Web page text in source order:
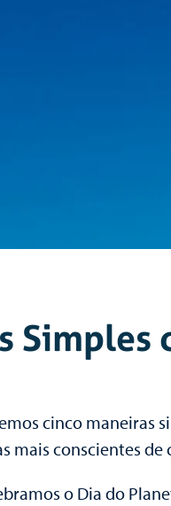
Simples
cinco maneiras
mais conscientes de
o Dia do